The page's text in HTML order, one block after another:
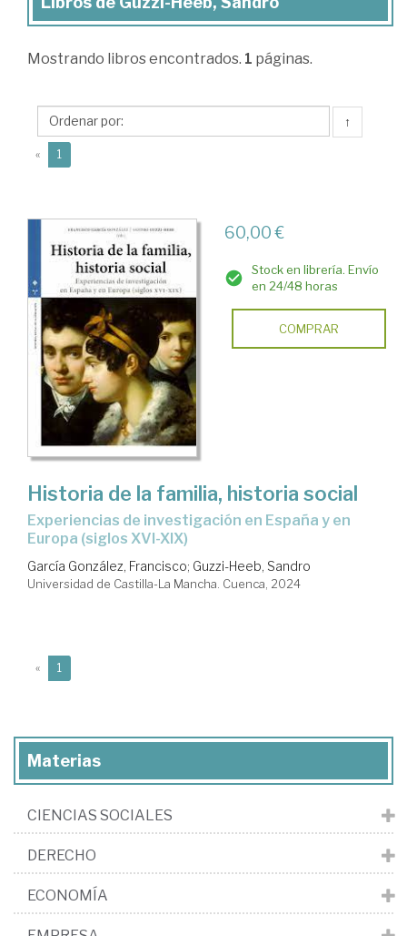
Libros
Guzzi-
Sandro
Mostrando libros encontrados. 1 páginas.
↑
« 1
60,00 €
Stock en librería. Envío
en 24/48 horas
COMPRAR
Historia de la familia, historia social
experiencias de investigación en España y en
Europa (siglos XVI-XIX)
García González, Francisco; Guzzi-Heeb, Sandro
Universidad de Castilla-La Mancha. Cuenca, 2024
« 1
Materias
CIENCIAS SOCIALES
DERECHO
ECONOMÍA